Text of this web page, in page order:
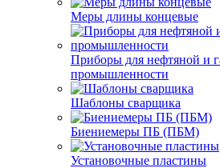
Меры длины концевые
Приборы для нефтяной и
промышленности
Шаблоны сварщика
Биениемеры ПБ (ПБМ)
Установочные пластины